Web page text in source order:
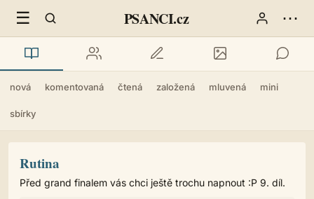
☰ PSANCI.cz ⋯
nová komentovaná čtená založená mluvená mini
sbírky
Rutina
Před grand finalem vás chci ještě trochu napnout :P 9. díl.